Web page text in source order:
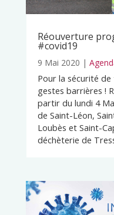
Réouverture
#covid19
9 Mai 2020 |
Pour la sécurité
gestes barrières !
partir du lundi 4
de Saint-Léon,
Loubès et Saint-
déchèterie de